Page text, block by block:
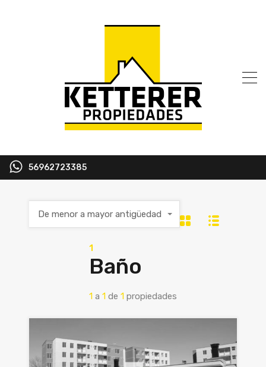
56962723385
1
Baño
1 a 1 de 1 propiedades
De menor a mayor antigüedad